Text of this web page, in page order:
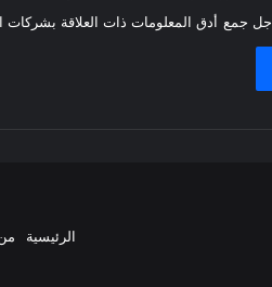
جمع أدق المعلومات ذات العلاقة
الرئيسية